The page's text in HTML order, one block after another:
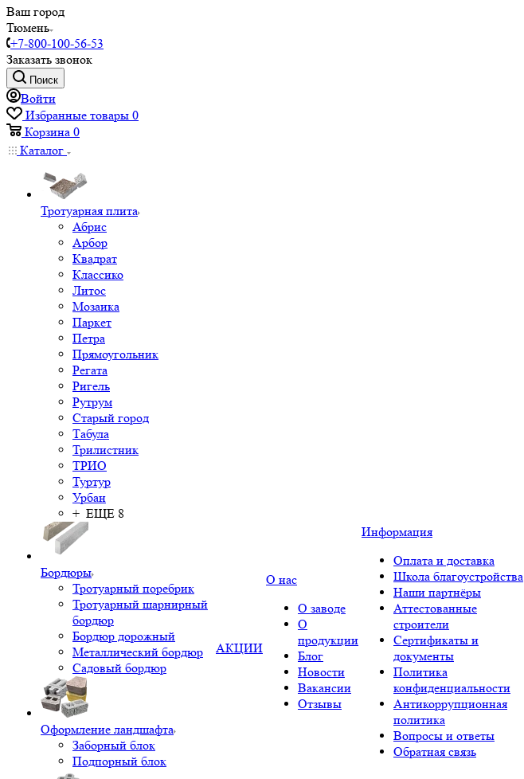
Ваш город
Тюмень
+7-800-100-56-53
Заказать звонок
Поиск
Войти
Избранные товары 0
Корзина 0
Каталог
Тротуарная плита
Абрис
Арбор
Квадрат
Классико
Литос
Мозаика
Паркет
Петра
Прямоугольник
Регата
Ригель
Рутрум
Старый город
Табула
Трилистник
ТРИО
Туртур
Урбан
+ ЕЩЕ 8
Бордюры
Тротуарный поребрик
Тротуарный шарнирный
бордюр
Бордюр дорожный
Металлический бордюр
Садовый бордюр
Оформление ландшафта
Заборный блок
Подпорный блок
АКЦИИ
О нас
О заводе
О
продукции
Блог
Новости
Вакансии
Отзывы
Информация
Оплата и доставка
Школа благоустройства
Наши партнёры
Аттестованные
строители
Сертификаты и
документы
Политика
конфиденциальности
Антикоррупционная
политика
Вопросы и ответы
Обратная связь